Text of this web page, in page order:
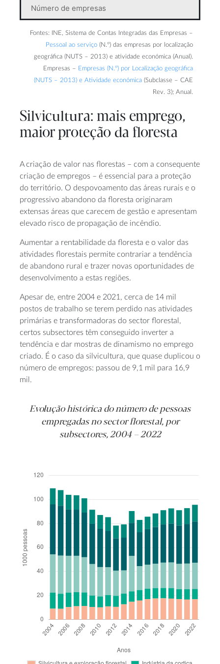
Número de empresas
Fontes: INE, Sistema de Contas Integradas das Empresas –
Pessoal ao serviço (N.º) das empresas por localização
geográfica (NUTS – 2013) e atividade económica (Anual).
Empresas – Empresas (N.º) por Localização geográfica
(NUTS – 2013) e Atividade económica (Subclasse – CAE
Rev. 3); Anual.
Silvicultura: mais emprego,
maiorproteção da floresta
A criação de valor nas florestas – com a consequente
criação de empregos – é essencial para a proteção
do território. O despovoamento das áreas rurais e o
progressivo abandono da floresta originaram
extensas áreas que carecem de gestão e apresentam
elevado risco de propagação de incêndio.
Aumentar a rentabilidade da floresta e o valor das
atividades florestais permite contrariar a tendência
de abandono rural e trazer novas oportunidades de
desenvolvimento a estas regiões.
Apesar de, entre 2004 e 2021, cerca de 14 mil
postos de trabalho se terem perdido nas atividades
primárias e transformadoras do sector florestal,
certos subsectores têm conseguido inverter a
tendência e dar mostras de dinamismo no emprego
criado. É o caso da silvicultura, que quase duplicou o
número de empregos: passou de 9,1 mil para 16,9
mil.
Evolução histórica do número de pessoas
empregadas no sector florestal, por
subsectores, 2004 – 2022